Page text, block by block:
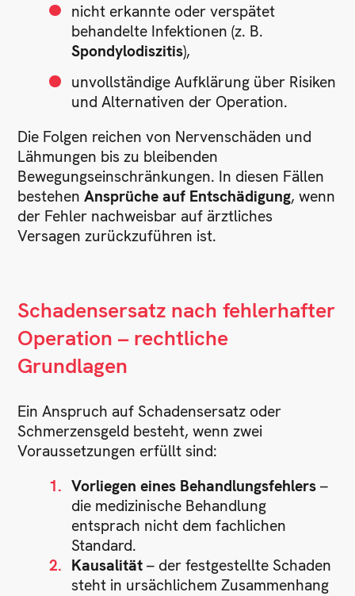
nicht erkannte oder verspätet
behandelte Infektionen (z. B.
Spondylodiszitis),
unvollständige Aufklärung über Risiken
und Alternativen der Operation.
Die Folgen reichen von Nervenschäden und
Lähmungen bis zu bleibenden
Bewegungseinschränkungen. In diesen Fällen
bestehenAnsprüche auf Entschädigung, wenn
der Fehler nachweisbar auf ärztliches
Versagen zurückzuführen ist.
Schadensersatz nach fehlerhafter
Operation – rechtliche
Grundlagen
Ein Anspruch auf Schadensersatz oder
Schmerzensgeld besteht, wenn zwei
Voraussetzungen erfüllt sind:
Vorliegen eines Behandlungsfehlers –
die medizinische Behandlung
entsprach nicht dem fachlichen
Standard.
Kausalität – der festgestellte Schaden
steht in ursächlichem Zusammenhang